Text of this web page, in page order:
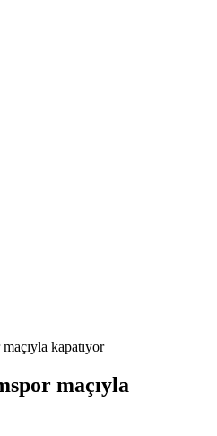
çalışmalara yakın mercek
Türkiye’ mesajı
kapatıyor
maçıyla